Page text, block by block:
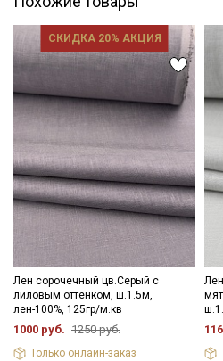
СКИДКА 20% АКЦИЯ
Лен сорочечный цв.Серый с
лиловым оттенком, ш.1.5м,
лен-100%, 125гр/м.кв
1000 руб. 1250 руб.
Только онлайн-заказ